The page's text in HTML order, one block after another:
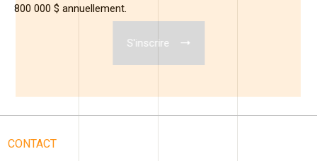
800 000 $ annuellement.
CONTACT